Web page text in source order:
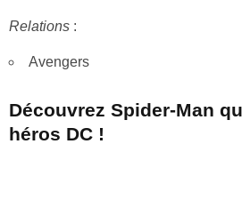
Relations :
Avengers
Découvrez Spider-Man
héros DC !